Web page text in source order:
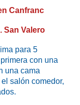
Canfranc
San Valero
para 5
con una
una cama
salón comedor,